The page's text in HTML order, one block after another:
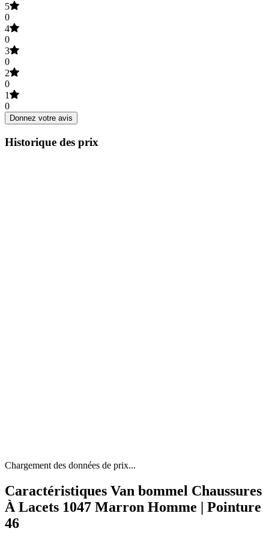
5
0
4
0
3
0
2
0
1
0
Donnez votre avis
Historique des prix
Chargement des données de prix...
Caractéristiques Van bommel Chaussures
À Lacets 1047 Marron Homme | Pointure
46